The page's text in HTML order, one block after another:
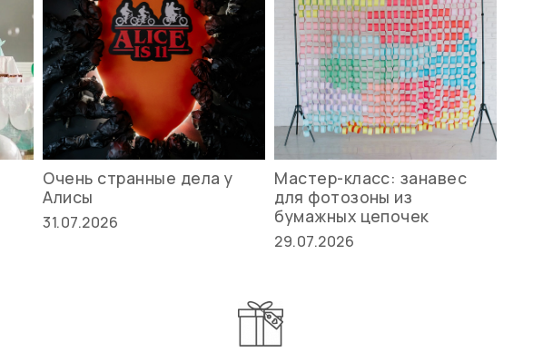
Очень странные дела у
Алисы
31.07.2026
Мастер-класс: занавес
для фотозоны из
бумажных цепочек
29.07.2026